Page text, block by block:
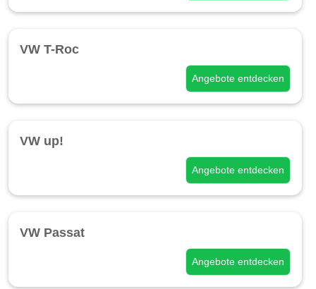
VW T-Roc
Angebote entdecken
VW up!
Angebote entdecken
VW Passat
Angebote entdecken